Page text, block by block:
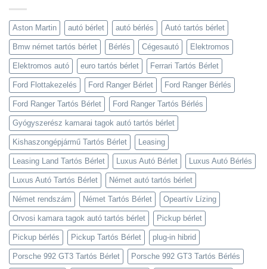
Aston Martin autó bérlet autó bérlés Autó tartós bérlet
Bmw német tartós bérlet Bérlés Cégesautó Elektromos
Elektromos autó euro tartós bérlet Ferrari Tartós Bérlet
Ford Flottakezelés Ford Ranger Bérlet Ford Ranger Bérlés
Ford Ranger Tartós Bérlet Ford Ranger Tartós Bérlés
Gyógyszerész kamarai tagok autó tartós bérlet
Kishaszongépjármű Tartós Bérlet Leasing
Leasing Land Tartós Bérlet Luxus Autó Bérlet Luxus Autó Bérlés
Luxus Autó Tartós Bérlet Német autó tartós bérlet
Német rendszám Német Tartós Bérlet Opeartív Lízing
Orvosi kamara tagok autó tartós bérlet Pickup bérlet
Pickup bérlés Pickup Tartós Bérlet plug-in hibrid
Porsche 992 GT3 Tartós Bérlet Porsche 992 GT3 Tartós Bérlés